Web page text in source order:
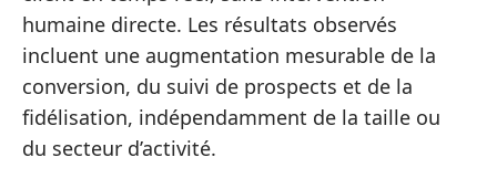
humaine directe. Les résultats observés
incluent une augmentation mesurable de la
conversion, du suivi de prospects et de la
fidélisation, indépendamment de la taille ou
du secteur d’activité.